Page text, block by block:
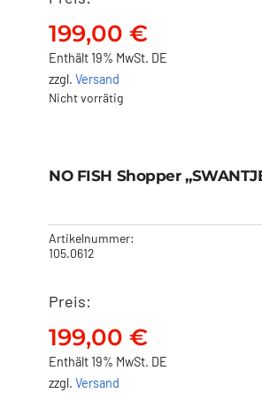
199,00 €
Enthält 19% MwSt. DE
zzgl. Versand
Nicht vorrätig
Ausverkauft!„SWANTJE“
NO FISH Shopper
Artikelnummer:
105.0612
Preis:
199,00 €
Enthält 19% MwSt. DE
zzgl. Versand